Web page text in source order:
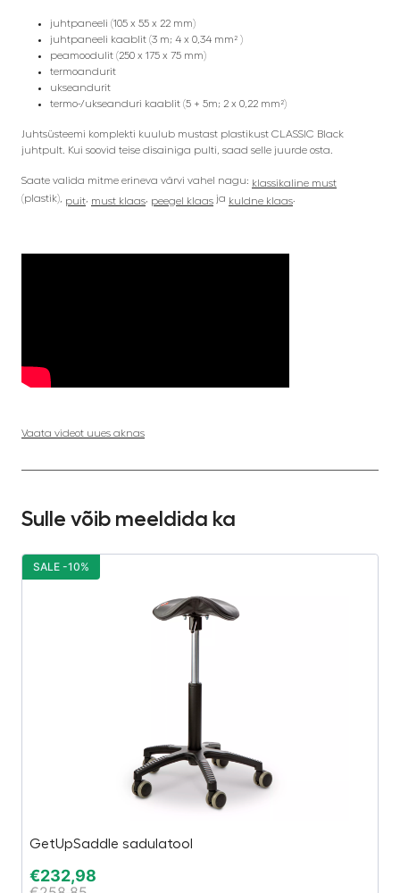
juhtpaneeli (105 x 55 x 22 mm)
juhtpaneeli kaablit (3 m; 4 x 0,34 mm² )
peamoodulit (250 x 175 x 75 mm)
termoandurit
ukseandurit
termo-/ukseanduri kaablit (5 + 5m; 2 x 0,22 mm²)
Juhtsüsteemi komplekti kuulub mustast plastikust CLASSIC Black
juhtpult. Kui soovid teise disainiga pulti, saad selle juurde osta.
Saate valida mitme erineva värvi vahel nagu: klassikaline must
(plastik), puit, must klaas, peegel klaas ja kuldne klaas.
Vaata videot uues aknas
Sulle võib meeldida ka
GetUpSaddle sadulatool
€232,98
SALE -10%